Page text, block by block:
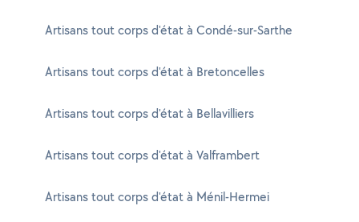
Artisans tout corps d'état à Condé-sur-Sarthe
Artisans tout corps d'état à Bretoncelles
Artisans tout corps d'état à Bellavilliers
Artisans tout corps d'état à Valframbert
Artisans tout corps d'état à Ménil-Hermei